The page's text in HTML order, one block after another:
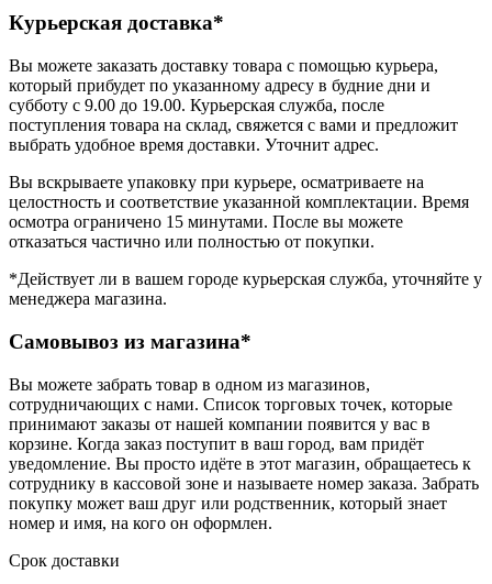
Курьерская доставка*
Вы можете заказать доставку товара с помощью курьера,
который прибудет по указанному адресу в будние дни и
субботу с 9.00 до 19.00. Курьерская служба, после
поступления товара на склад, свяжется с вами и предложит
выбрать удобное время доставки. Уточнит адрес.
Вы вскрываете упаковку при курьере, осматриваете на
целостность и соответствие указанной комплектации. Время
осмотра ограничено 15 минутами. После вы можете
отказаться частично или полностью от покупки.
*Действует ли в вашем городе курьерская служба, уточняйте у
менеджера магазина.
Самовывоз из магазина*
Вы можете забрать товар в одном из магазинов,
сотрудничающих с нами. Список торговых точек, которые
принимают заказы от нашей компании появится у вас в
корзине. Когда заказ поступит в ваш город, вам придёт
уведомление. Вы просто идёте в этот магазин, обращаетесь к
сотруднику в кассовой зоне и называете номер заказа. Забрать
покупку может ваш друг или родственник, который знает
номер и имя, на кого он оформлен.
Срок доставки